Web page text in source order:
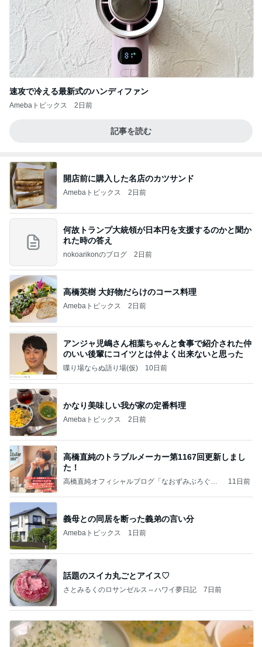
速攻で冷える最新式のハンディファン
Amebaトピックス 2日前
記事を読む
開店前に購入した名店のカツサンド
Amebaトピックス 2日前
何故トランプ大統領が日本円を支援するのかと聞か
れた時の答え
nokoarikonのブログ 2日前
高橋英樹 大好物だらけのコース料理
Amebaトピックス 2日前
アンジャ児嶋さん相葉ちゃんと食事で紹介された仲
のいい後輩にコイツとは仲よく出来ないと思った
喋り場ならぬ語り場(仮) 10日前
かなり美味しい我が家の定番料理
Amebaトピックス 2日前
高橋直純のトラブルメーカー第1167回更新しまし
た！
高橋直純オフィシャルブログ「なおずみぶろぐ」
11日前
義母との同居を断った義弟の言い分
Amebaトピックス 1日前
話題のスイカ丸ごとアイス♡
さとみるくのロサンゼルス⇔ハワイ夢日記 7日前